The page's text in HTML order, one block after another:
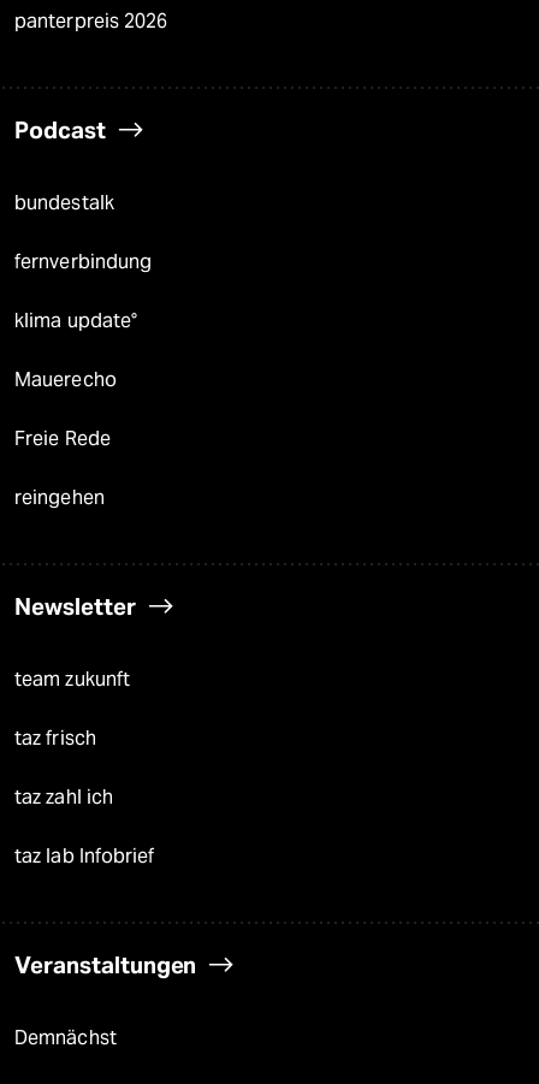
panterpreis 2026
Podcast
bundestalk
fernverbindung
klima update°
Mauerecho
Freie Rede
reingehen
Newsletter
team zukunft
taz frisch
taz zahl ich
taz lab Infobrief
Veranstaltungen
Demnächst